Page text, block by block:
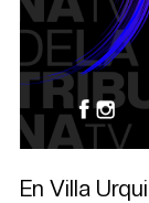
En Villa